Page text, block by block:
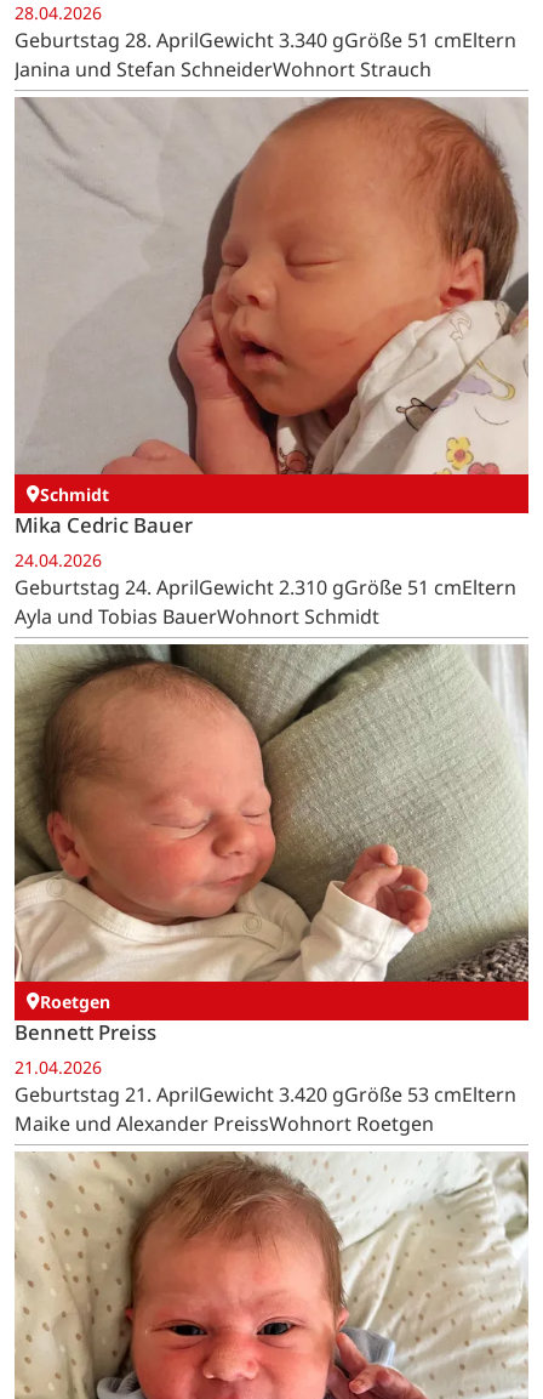
28.04.2026
Geburtstag 28. AprilGewicht 3.340 gGröße 51 cmEltern
Janina und Stefan SchneiderWohnort Strauch
Schmidt
Mika Cedric Bauer
24.04.2026
Geburtstag 24. AprilGewicht 2.310 gGröße 51 cmEltern
Ayla und Tobias BauerWohnort Schmidt
Roetgen
Bennett Preiss
21.04.2026
Geburtstag 21. AprilGewicht 3.420 gGröße 53 cmEltern
Maike und Alexander PreissWohnort Roetgen